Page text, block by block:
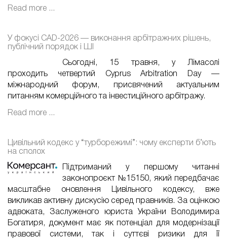
Read more ...
У фокусі CAD-2026 — виконання арбітражних рішень,
публічний порядок і ШІ
Сьогодні, 15 травня, у Лімасолі
проходить четвертий Cyprus Arbitration Day —
міжнародний форум, присвячений актуальним
питанням комерційного та інвестиційного арбітражу.
Read more ...
Цивільний кодекс у “турборежимі”: чому експерти б’ють
на сполох
Підтриманий у першому читанні
законопроєкт №15150, який передбачає
масштабне оновлення Цивільного кодексу, вже
викликав активну дискусію серед правників. За оцінкою
адвоката, Заслуженого юриста України Володимира
Богатиря, документ має як потенціал для модернізації
правової системи, так і суттєві ризики для її